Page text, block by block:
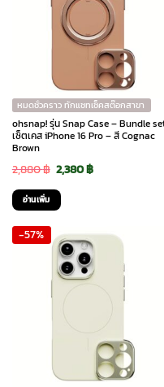
หมดชั่วคราว ทักแชทเช็คสต๊อกสาขา
ohsnap! รุ่น Snap Case – Bundle
เซ็ตเคส iPhone 16 Pro – สี Cognac
Brown
2,880฿ Original
price
was:
2,880 ฿.
2,380฿Current
2,380 ฿.
อ่านเพิ่ม
-57%